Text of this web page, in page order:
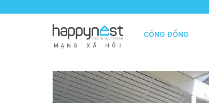
M Ạ N G X Ã H Ộ I
CỘNG ĐỒNG